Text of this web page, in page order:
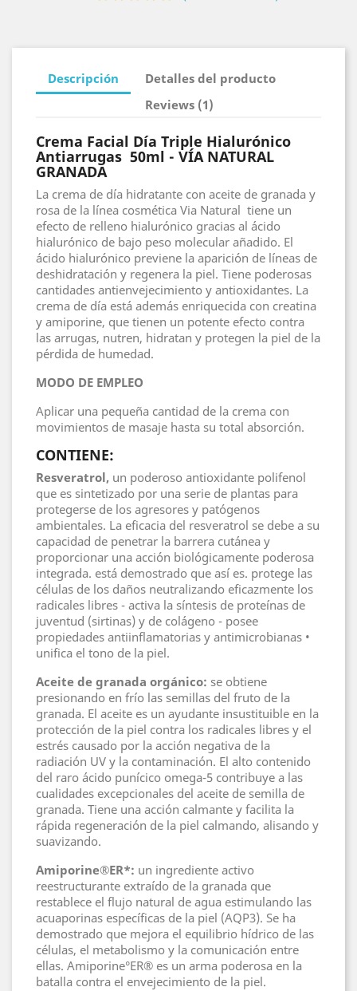
Descripción
Detalles del producto
Reviews (1)
Crema Facial Día Triple Hialurónico
Antiarrugas 50ml - VÍA NATURAL
GRANADA
La crema de día hidratante con aceite de granada y
rosa de la línea cosmética Via Natural tiene un
efecto de relleno hialurónico gracias al ácido
hialurónico de bajo peso molecular añadido. El
ácido hialurónico previene la aparición de líneas de
deshidratación y regenera la piel. Tiene poderosas
cantidades antienvejecimiento y antioxidantes. La
crema de día está además enriquecida con creatina
y amiporine, que tienen un potente efecto contra
las arrugas, nutren, hidratan y protegen la piel de la
pérdida de humedad.
MODO DE EMPLEO
Aplicar una pequeña cantidad de la crema con
movimientos de masaje hasta su total absorción.
CONTIENE:
Resveratrol, un poderoso antioxidante polifenol
que es sintetizado por una serie de plantas para
protegerse de los agresores y patógenos
ambientales. La eficacia del resveratrol se debe a su
capacidad de penetrar la barrera cutánea y
proporcionar una acción biológicamente poderosa
integrada. está demostrado que así es. protege las
células de los daños neutralizando eficazmente los
radicales libres - activa la síntesis de proteínas de
juventud (sirtinas) y de colágeno - posee
propiedades antiinflamatorias y antimicrobianas •
unifica el tono de la piel.
Aceite de granada orgánico: se obtiene
presionando en frío las semillas del fruto de la
granada. El aceite es un ayudante insustituible en la
protección de la piel contra los radicales libres y el
estrés causado por la acción negativa de la
radiación UV y la contaminación. El alto contenido
del raro ácido punícico omega-5 contribuye a las
cualidades excepcionales del aceite de semilla de
granada. Tiene una acción calmante y facilita la
rápida regeneración de la piel calmando, alisando y
suavizando.
Amiporine®ER*: un ingrediente activo
reestructurante extraído de la granada que
restablece el flujo natural de agua estimulando las
acuaporinas específicas de la piel (AQP3). Se ha
demostrado que mejora el equilibrio hídrico de las
células, el metabolismo y la comunicación entre
ellas. Amiporine°ER® es un arma poderosa en la
batalla contra el envejecimiento de la piel.